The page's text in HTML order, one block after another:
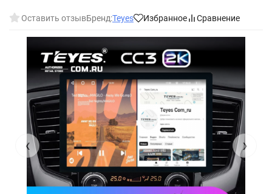
Оставить отзывБренд:Teyes Избранное Сравнение
‹ ›